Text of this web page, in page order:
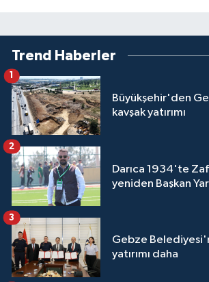
Trend Haberler
Büyükşehir'den
kavşak yatırımı
1
Darıca 1934'te
yeniden Başkan
2
Gebze
yatırımı daha
3